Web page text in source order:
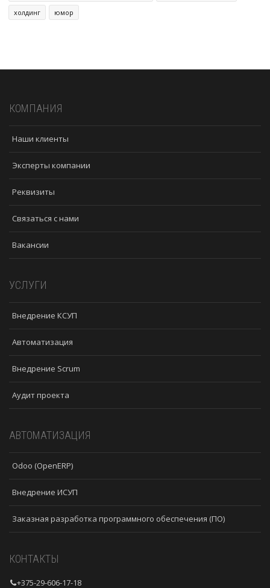
холдинг
юмор
КОМПАНИЯ
Наши клиенты
Эксперты компании
Реквизиты
Связаться с нами
Вакансии
УСЛУГИ
Внедрение КСУП
Автоматизация
Внедрение Scrum
Аудит проекта
АВТОМАТИЗАЦИЯ
Odoo (OpenERP)
Внедрение ИСУП
Заказная разработка программного обеспечения (ПО)
КОНТАКТЫ
+375-29-606-17-18